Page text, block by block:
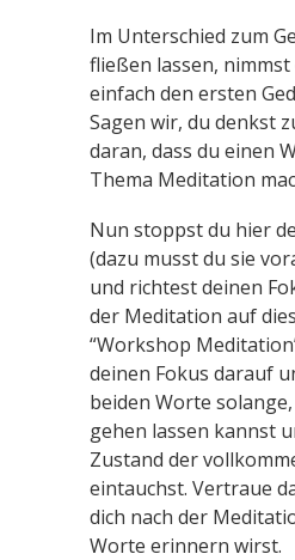
Im Unterschied zum
fließen lassen,
einfach den ersten
Sagen wir, du denkst
daran, dass du einen
Thema Meditation
Nun stoppst du hier
(dazu musst du sie
und richtest deinen
der Meditation auf
“Workshop
deinen Fokus darauf
beiden Worte
gehen lassen kannst
Zustand der
eintauchst. Vertraue
dich nach der
Worte erinnern wirst.